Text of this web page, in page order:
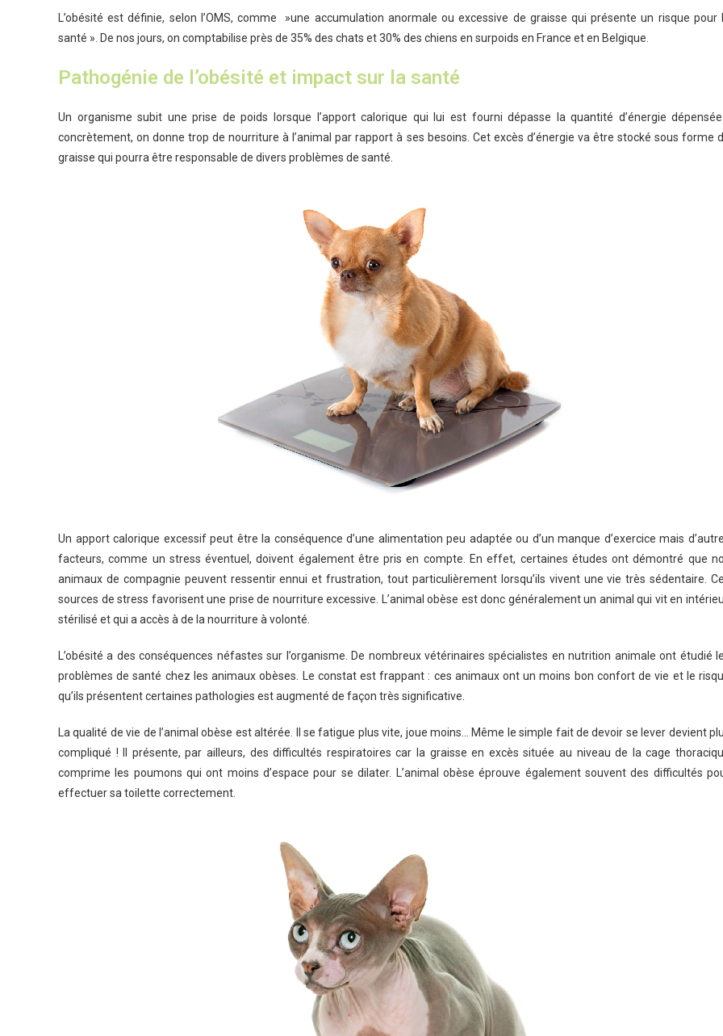
L’obésité est définie, selon l’OMS, comme »une accumulation anormale ou excessive de graisse qui présente un risque pour
santé ». De nos jours, on comptabilise près de 35% des chats et 30% des chiens en surpoids en France et en Belgique.
Pathogénie de l’obésité et impact sur la santé
Un organisme subit une prise de poids lorsque l’apport calorique qui lui est fourni dépasse la quantité d’énergie
concrètement, on donne trop de nourriture à l’animal par rapport à ses besoins. Cet excès d’énergie va être stocké sous forme
graisse qui pourra être responsable de divers problèmes de santé.
Un apport calorique excessif peut être la conséquence d’une alimentation peu adaptée ou d’un manque d’exercice mais
facteurs, comme un stress éventuel, doivent également être pris en compte. En effet, certaines études ont démontré que
animaux de compagnie peuvent ressentir ennui et frustration, tout particulièrement lorsqu’ils vivent une vie très sédentaire.
sources de stress favorisent une prise de nourriture excessive. L’animal obèse est donc généralement un animal qui vit en
stérilisé et qui a accès à de la nourriture à volonté.
L’obésité a des conséquences néfastes sur l’organisme. De nombreux vétérinaires spécialistes en nutrition animale ont étudié
problèmes de santé chez les animaux obèses. Le constat est frappant : ces animaux ont un moins bon confort de vie et le
qu’ils présentent certaines pathologies est augmenté de façon très significative.
La qualité de vie de l’animal obèse est altérée. Il se fatigue plus vite, joue moins… Même le simple fait de devoir se lever devient
compliqué ! Il présente, par ailleurs, des difficultés respiratoires car la graisse en excès située au niveau de la cage
comprime les poumons qui ont moins d’espace pour se dilater. L’animal obèse éprouve également souvent des difficultés
effectuer sa toilette correctement.